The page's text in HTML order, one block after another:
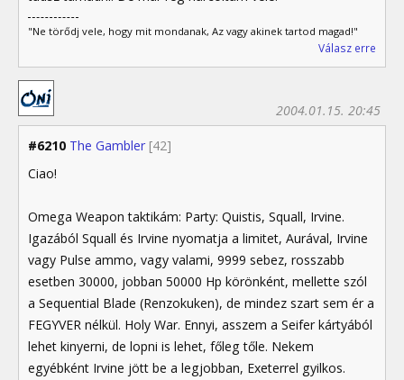
"Ne törődj vele, hogy mit mondanak, Az vagy akinek tartod magad!"
Válasz erre
#6210 The Gambler [42]
2004.01.15. 20:45
Ciao!
Omega Weapon taktikám: Party: Quistis, Squall, Irvine.
Igazából Squall és Irvine nyomatja a limitet, Aurával, Irvine
vagy Pulse ammo, vagy valami, 9999 sebez, rosszabb
esetben 30000, jobban 50000 Hp körönként, mellette szól
a Sequential Blade (Renzokuken), de mindez szart sem ér a
FEGYVER nélkül. Holy War. Ennyi, asszem a Seifer kártyából
lehet kinyerni, de lopni is lehet, főleg tőle. Nekem
egyébként Irvine jött be a legjobban, Exeterrel gyilkos.